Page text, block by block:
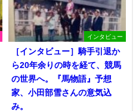
インタビュー
［インタビュー］騎手引退か
ら20年余りの時を経て、競馬
の世界へ。『馬物語』予想
家、小田部雪さんの意気込
み。